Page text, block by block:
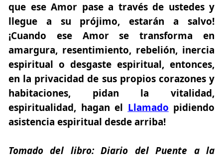
que ese Amor pase a través de ustedes y
llegue a su prójimo,estarán a salvo!
¡Cuando ese Amor se transforma en
amargura, resentimiento, rebelión, inercia
espiritual o desgaste espiritual, entonces,
en la privacidad de sus propios corazones y
habitaciones, pidan la vitalidad,
espiritualidad, hagan el Llamado pidiendo
asistencia espiritual desde arriba!
Tomado del libro:Diario del Puente a la